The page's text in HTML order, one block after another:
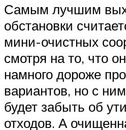
Самым лучшим
обстановки
мини-очистных
смотря на то, что
намного дороже
вариантов, но с
будет забыть об
отходов. А